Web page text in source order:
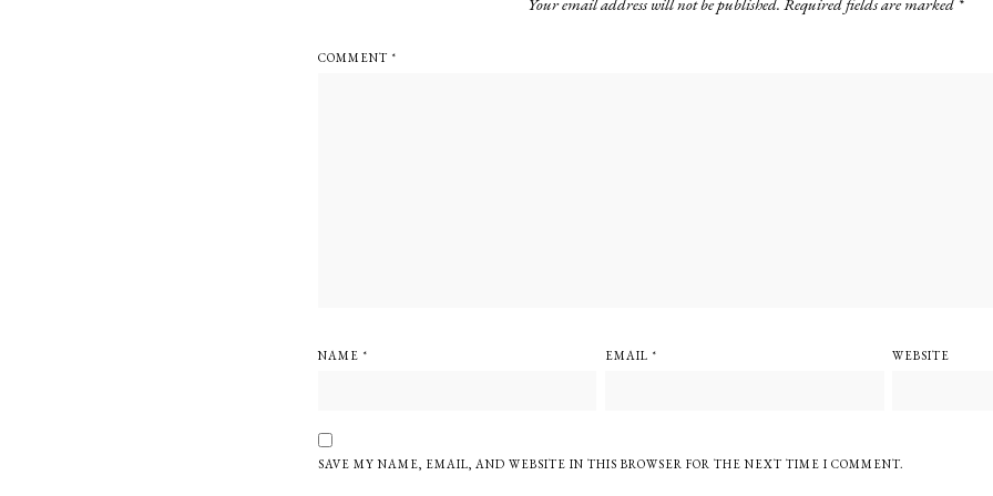
COMMENT *
NAME * EMAIL * WEBSITE
SAVE MY NAME, EMAIL, AND WEBSITE IN THIS BROWSER FOR THE NEXT TIME I COMMENT.